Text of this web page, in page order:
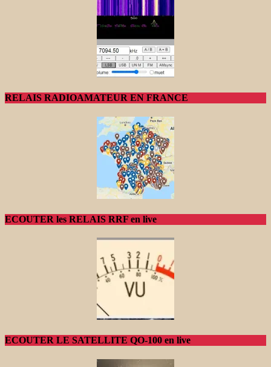
RELAIS RADIOAMATEUR EN FRANCE
ECOUTER les RELAIS RRF en live
ECOUTER LE SATELLITE QO-100 en live